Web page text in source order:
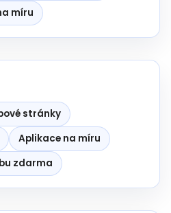
míru
stránky
Aplikace na míru
zdarma